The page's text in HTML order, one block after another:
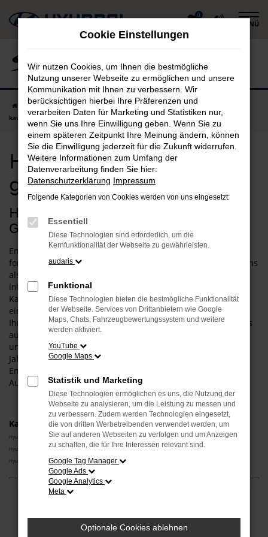
Zum
Hauptinhalt
0
MENÜ
Startseite Garching Hyundai
Hyundai i20 in Garching günstig
kaufen
Hyundai i20 in Garching
günstig kaufen
Hyundai i20 – unsere Idee für
Garching
Entscheiden Sie sich für einen Hyundai i20 und Sie fahren
fortan bestens motorisiert durch Garching. Wir verstehen uns
als Experten für diesen Hersteller und dieses Modell und
informieren Sie gern über die vielen Vorteile, die aus einem
Kauf resultieren. Gerne lassen wir Sie bei uns vor Ort
einsteigen – der Weg aus Garching ist nicht weit. Wir bieten
Ihnen den Hyundai i20 sowohl als klassischen Neuwagen als
auch als Tageszulassung. Darüber hinaus erhalten Sie bei
uns auch gebrauchte Fahrzeuge, gerne auch in Form eines
Jahreswagens und damit eines jungen Gebrauchten.
Entdecken Sie die vielen Möglichkeiten, die Ihnen das
Autohaus Schneider bietet.
Kategorie
Hyundai i20 Neuwagen Garching
Hyundai i20 Vorführwagen Garching
Hyundai i20 Gebrauchtwagen Garching
Beim Laden ist ein Fehler aufgetreten.
Cookie Einstellungen
Wir nutzen Cookies, um Ihnen die bestmögliche
Nutzung unserer Webseite zu ermöglichen und unsere
Kommunikation mit Ihnen zu verbessern. Wir
berücksichtigen hierbei Ihre Präferenzen und
verarbeiten Daten für Marketing und Statistiken nur,
wenn Sie uns Ihre Einwilligung geben. Wenn Sie zu
einem späteren Zeitpunkt Ihre Meinung ändern, können
Sie die Einwilligung jederzeit für die Zukunft widerrufen.
Weitere Informationen zum Umfang der
Datenverarbeitung finden Sie hier:
Datenschutzerklärung Impressum
Folgende Kategorien von Cookies werden von uns eingesetzt:
Essentiell
Diese Technologien sind erforderlich, um die
Kernfunktionalität der Webseite zu gewährleisten.
audaris
Funktional
Diese Technologien bieten die bestmögliche Funktionalität
der Webseite. Services von Drittanbietern wie Google
Maps, Chats, Fahrzeugbewertungssystem und weitere
werden aktiviert.
YouTube
Google Maps
Statistik und Marketing
Diese Technologien ermöglichen es uns, die Nutzung der
Webseite zu analysieren, um die Leistung zu messen und
zu verbessern. Zudem werden Technologien eingesetzt,
die von dritten Werbetreibenden verwendet werden, um
Sie auf anderen Webseiten zu verfolgen und um Anzeigen
zu schalten, die für Ihre Interessen relevant sind.
Google Tag Manager
Google Ads
Google Analytics
Meta
Optionale Cookies ablehnen